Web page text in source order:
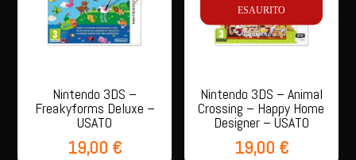
Nintendo 3DS –
Freakyforms Deluxe –
USATO
19,00 €
ESAURITO
Nintendo 3DS – Animal
Crossing – Happy Home
Designer – USATO
19,00 €